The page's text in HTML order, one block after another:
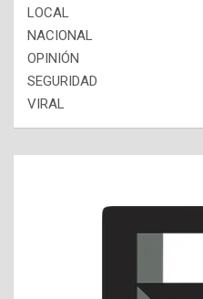
LOCAL
NACIONAL
OPINIÓN
SEGURIDAD
VIRAL